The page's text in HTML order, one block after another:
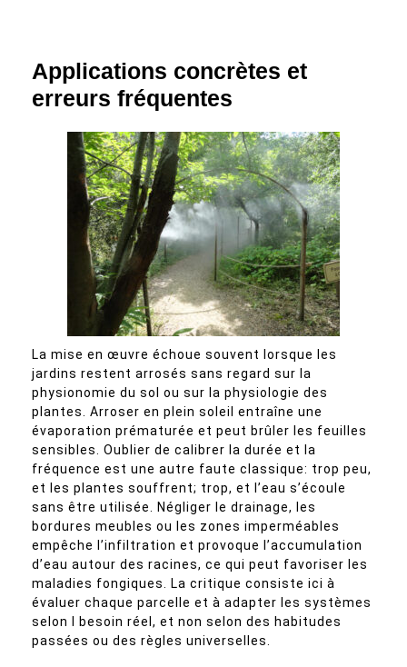
Applications concrètes et
erreurs fréquentes
La mise en œuvre échoue souvent lorsque les
jardins restent arrosés sans regard sur la
physionomie du sol ou sur la physiologie des
plantes. Arroser en plein soleil entraîne une
évaporation prématurée et peut brûler les feuilles
sensibles. Oublier de calibrer la durée et la
fréquence est une autre faute classique: trop peu,
et les plantes souffrent; trop, et l’eau s’écoule
sans être utilisée. Négliger le drainage, les
bordures meubles ou les zones imperméables
empêche l’infiltration et provoque l’accumulation
d’eau autour des racines, ce qui peut favoriser les
maladies fongiques. La critique consiste ici à
évaluer chaque parcelle et à adapter les systèmes
selon l besoin réel, et non selon des habitudes
passées ou des règles universelles.